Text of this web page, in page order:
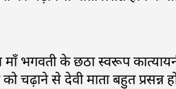
माँ भगवती के छठा स्वरूप
चढ़ाने से देवी माता बहुत प्रसन्न